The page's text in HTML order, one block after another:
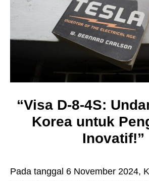
“Visa D-8-4S:
Korea untuk
Inovatif!”
Pada tanggal 6 November 2024,